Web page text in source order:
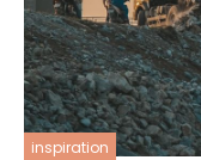
inspiration